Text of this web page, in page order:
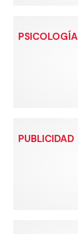
PSICOLOGÍA
PUBLICIDAD